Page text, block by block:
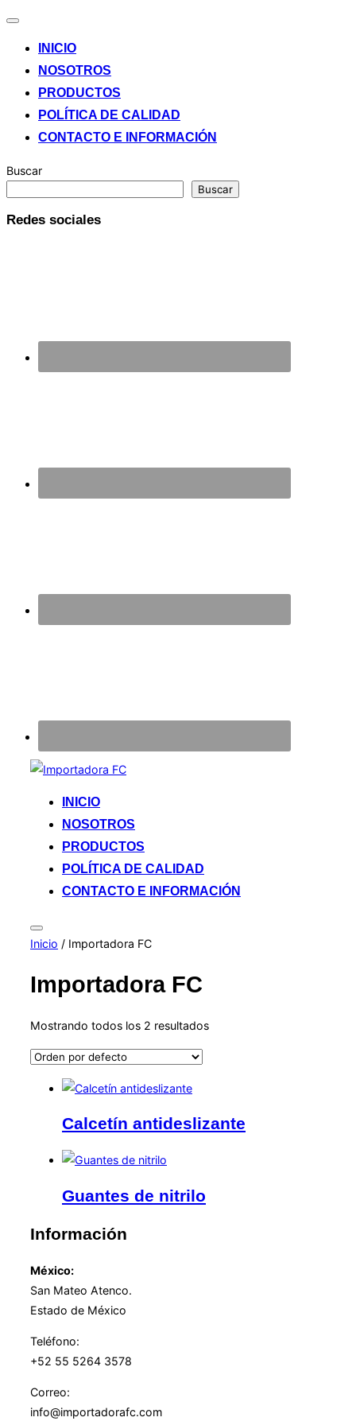
Alternar
navegación
INICIO
NOSOTROS
PRODUCTOS
POLÍTICA DE CALIDAD
CONTACTO E INFORMACIÓN
Buscar
Buscar
Redes sociales
Saltar
contenido
INICIO
NOSOTROS
PRODUCTOS
POLÍTICA DE CALIDAD
CONTACTO E INFORMACIÓN
Alternar
la
y
Inicio / Importadora FC
Importadora FC
Mostrando todos los 2 resultados
Calcetín antideslizante
Guantes de nitrilo
Información
México:
San Mateo Atenco.
Estado de México
Teléfono:
+52 55 5264 3578
Correo:
info@importadorafc.com